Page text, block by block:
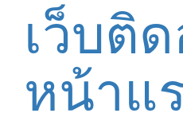
เว็บติ
หน้าแ